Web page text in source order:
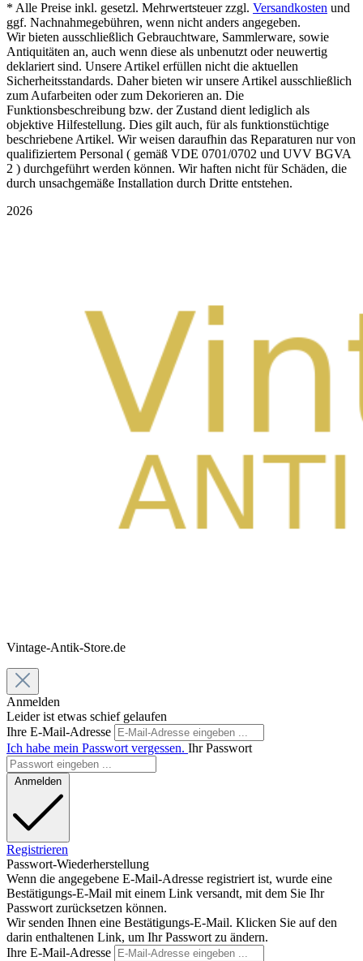
* Alle Preise inkl. gesetzl. Mehrwertsteuer zzgl. Versandkosten und
ggf. Nachnahmegebühren, wenn nicht anders angegeben.
Wir bieten ausschließlich Gebrauchtware, Sammlerware, sowie
Antiquitäten an, auch wenn diese als unbenutzt oder neuwertig
deklariert sind. Unsere Artikel erfüllen nicht die aktuellen
Sicherheitsstandards. Daher bieten wir unsere Artikel ausschließlich
zum Aufarbeiten oder zum Dekorieren an. Die
Funktionsbeschreibung bzw. der Zustand dient lediglich als
objektive Hilfestellung. Dies gilt auch, für als funktionstüchtige
beschriebene Artikel. Wir weisen daraufhin das Reparaturen nur von
qualifiziertem Personal ( gemäß VDE 0701/0702 und UVV BGVA
2 ) durchgeführt werden können. Wir haften nicht für Schäden, die
durch unsachgemäße Installation durch Dritte entstehen.
2026
Vintage-Antik-Store.de
Anmelden
Leider ist etwas schief gelaufen
Ihre E-Mail-Adresse
Ich habe mein Passwort vergessen. Ihr Passwort
Anmelden
Registrieren
Passwort-Wiederherstellung
Wenn die angegebene E-Mail-Adresse registriert ist, wurde eine
Bestätigungs-E-Mail mit einem Link versandt, mit dem Sie Ihr
Passwort zurücksetzen können.
Wir senden Ihnen eine Bestätigungs-E-Mail. Klicken Sie auf den
darin enthaltenen Link, um Ihr Passwort zu ändern.
Ihre E-Mail-Adresse